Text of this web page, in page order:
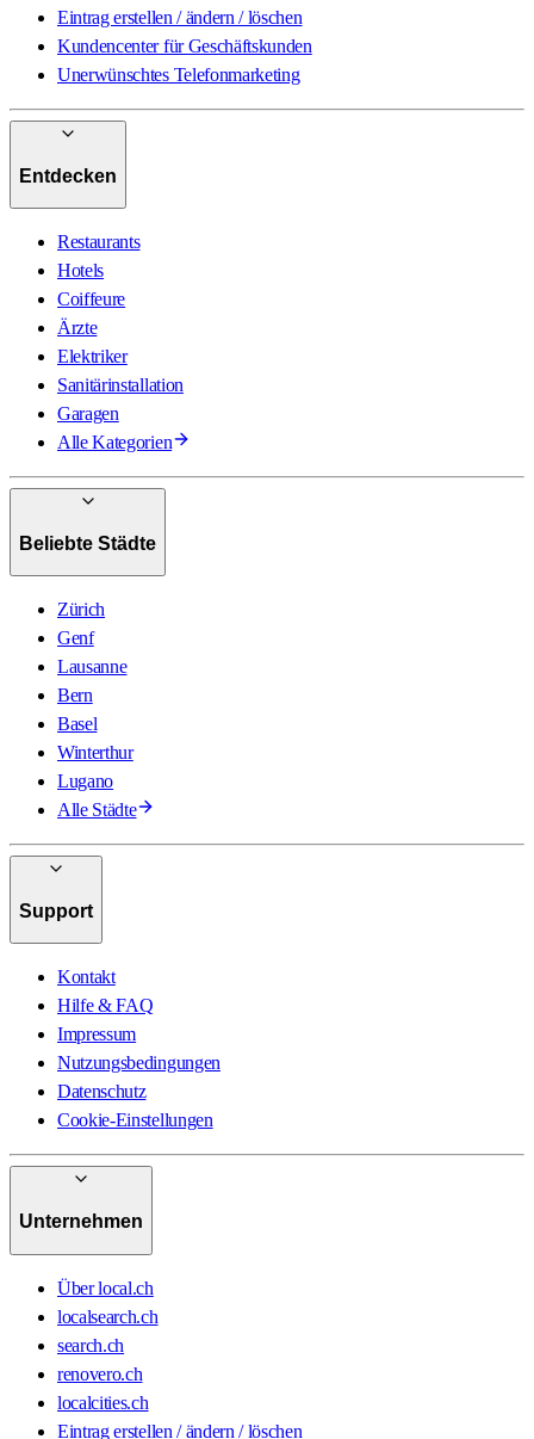
Eintrag erstellen / ändern / löschen
Kundencenter für Geschäftskunden
Unerwünschtes Telefonmarketing
Entdecken
Restaurants
Hotels
Coiffeure
Ärzte
Elektriker
Sanitärinstallation
Garagen
Alle Kategorien
Beliebte Städte
Zürich
Genf
Lausanne
Bern
Basel
Winterthur
Lugano
Alle Städte
Support
Kontakt
Hilfe & FAQ
Impressum
Nutzungsbedingungen
Datenschutz
Cookie-Einstellungen
Unternehmen
Über local.ch
localsearch.ch
search.ch
renovero.ch
localcities.ch
Eintrag erstellen / ändern / löschen